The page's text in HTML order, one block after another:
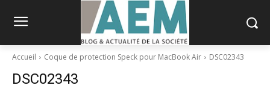
Accueil Coque de protection Speck pour MacBook Air DSC02343
DSC02343